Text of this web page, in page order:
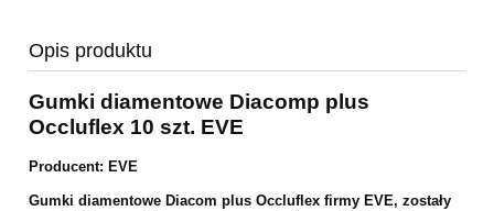
Opis produktu
Gumki diamentowe Diacomp plus
Occluflex 10 szt. EVE
Producent: EVE
Gumki diamentowe Diacom plus Occluflex firmy EVE, zostały